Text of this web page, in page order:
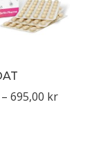
– 695,00 kr